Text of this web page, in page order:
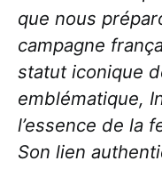
que nous
campagne
statut iconique
emblématique,
l’essence de la
Son lien